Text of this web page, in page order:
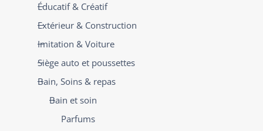
Éducatif & Créatif
Extérieur & Construction
Imitation & Voiture
Siège auto et poussettes
Bain, Soins & repas
Bain et soin
Parfums